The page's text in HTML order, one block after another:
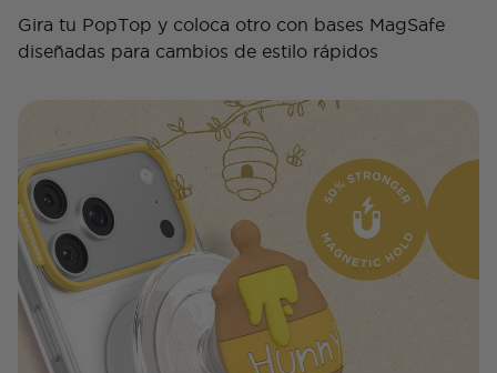
Gira tu PopTop y coloca otro con bases MagSafe
diseñadas para cambios de estilo rápidos